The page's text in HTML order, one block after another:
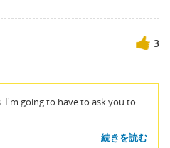
3
I'm going to have to ask you to
続きを読む